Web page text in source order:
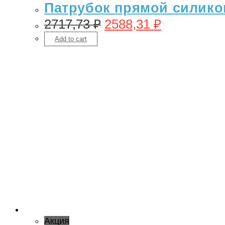
Патрубок прямой
2717,73₽ 2588,31 ₽
Add to cart
Акция